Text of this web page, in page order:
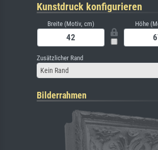
Kunstdruck konfigurieren
Breite (Motiv, cm) Höhe
Zusätzlicher Rand
Kein Rand
Bilderrahmen